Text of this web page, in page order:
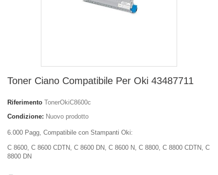
Toner Ciano Compatibile Per Oki 43487711
Riferimento TonerOkiC8600c
Condizione: Nuovo prodotto
6.000 Pagg, Compatibile con Stampanti Oki:
C 8600, C 8600 CDTN, C 8600 DN, C 8600 N, C 8800, C 8800 CDTN, C
8800 DN